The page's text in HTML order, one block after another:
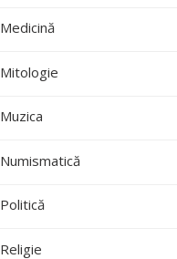
Medicină
Mitologie
Muzica
Numismatică
Politică
Religie